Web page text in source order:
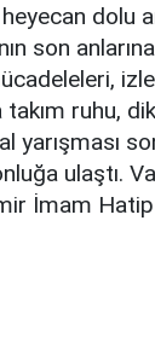
dolu
son
takım ruhu,
yarışması
ulaştı.
İmam Hatip